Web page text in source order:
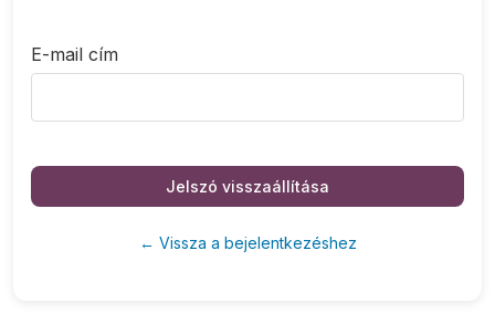
E-mail cím
Jelszó visszaállítása
← Vissza a bejelentkezéshez